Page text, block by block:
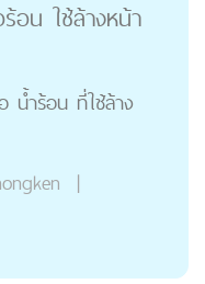
อน ใช้ล้างหน้า
น้ำร้อน ที่ใช้ล้าง
|